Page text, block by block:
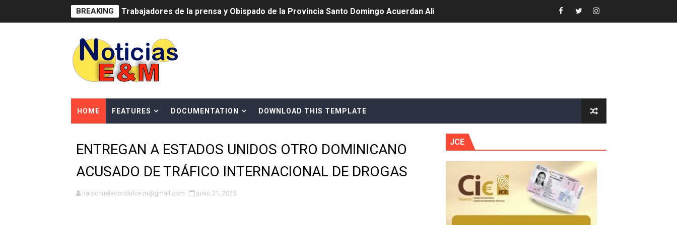
BREAKING
Ministerio de Cultura anuncia ganadores de Premios Anuales de Literatura 2026 y el de Historia 2025
Más de 180 dirigentes sindicales de las Américas se reúnen en República Dominicana para fortalecer el diálogo social y el trabajo decente
Restaurante Amigos es reconocido por sus cuatro décadas de excelencia en el sector gastronómico
SNS y el SRSO actualizan Manual de Comunicación Interna y Externa para fortalecer gestión comunicacional en salud
Osiris de León responde a Roberto Tineo y a Yeisy por sus críticas destempladas sobre Presa de Guaiguí: "Es ignorancia supina"
Operativo interagencial frena delitos ambientales y recupera terrenos en zonas protegidas del país
-Propeep y Gestión Presidencial encabezan entrega compensación a comerciantes impactados por la obra vial, en cumplimiento de un
HOME FEATURES DOCUMENTATION DOWNLOAD THIS TEMPLATE
ENTREGAN A ESTADOS UNIDOS OTRO DOMINICANO
ACUSADO DE TRÁFICO INTERNACIONAL DE DROGAS
habichuelacondulce.m@gmail.com junio 21, 2025
JCE